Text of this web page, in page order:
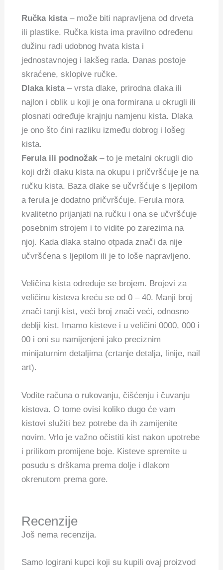
Ručka kista– može biti napravljena od drveta
ili plastike. Ručka kista ima pravilno određenu
dužinu radi udobnog hvata kista i
jednostavnojeg i lakšeg rada. Danas postoje
skraćene, sklopive ručke.
Dlaka kista– vrsta dlake, prirodna dlaka ili
najlon i oblik u koji je ona formirana u okrugli ili
plosnati određuje krajnju namjenu kista. Dlaka
je ono što ćini razliku između dobrog i lošeg
kista.
Ferula ili podnožak – to je metalni okrugli dio
koji drži dlaku kista na okupu i pričvršćuje je na
ručku kista. Baza dlake se učvršćuje s ljepilom
a ferula je dodatno pričvršćuje. Ferula mora
kvalitetno prijanjati na ručku i ona se učvršćuje
posebnim strojem i to vidite po zarezima na
njoj. Kada dlaka stalno otpada znači da nije
učvršćena s ljepilom ili je to loše napravljeno.
Veličina kista određuje se brojem. Brojevi za
veličinu kisteva kreću se od 0 – 40. Manji broj
znači tanji kist, veći broj znači veći, odnosno
deblji kist. Imamo kisteve i u veličini 0000, 000 i
00 i oni su namijenjeni jako preciznim
minijaturnim detaljima (crtanje detalja, linije, nail
art).
Vodite računa o rukovanju, čišćenju i čuvanju
kistova. O tome ovisi koliko dugo će vam
kistovi služiti bez potrebe da ih zamijenite
novim. Vrlo je važno očistiti kist nakon upotrebe
i prilikom promijene boje. Kisteve spremite u
posudu s drškama prema dolje i dlakom
okrenutom prema gore.
Recenzije
Još nema recenzija.
Samo logirani kupci koji su kupili ovaj proizvod